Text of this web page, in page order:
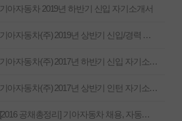
기아자동차 2019년 하반기 신입 자기소개서
기아자동차(주) 2019년 상반기 신입/경력 자기소개서
기아자동차(주) 2017년 하반기 신입 자기소개서
기아자동차(주) 2017년 상반기 인턴 자기소개서
[2016 공채총정리] 기아자동차 채용, 자동차에서 삶의 동반자로